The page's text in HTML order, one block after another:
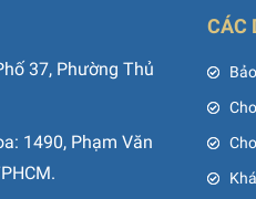
37, Phường Thủ
1490, Phạm Văn
CÁC